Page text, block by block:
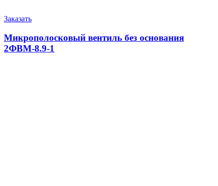
Заказать
Микрополосковый вентиль без основания
2ФВМ-8.9-1